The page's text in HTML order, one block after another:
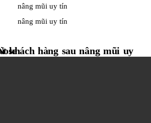
Nose